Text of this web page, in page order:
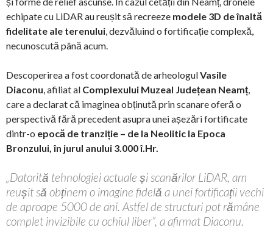
echipate cu LiDAR au reușit să recreeze modele 3D de înaltă
fidelitate ale terenului, dezvăluind o fortificație complexă,
necunoscută până acum.
Descoperirea a fost coordonată de arheologulVasile
Diaconu, afiliat al Complexului Muzeal Județean Neamț,
care a declarat că imaginea obținută prin scanare oferă o
perspectivă fără precedent asupra unei așezări fortificate
dintr-o epocă de tranziție – de la Neolitic la Epoca
Bronzului, în jurul anului 3.000 î.Hr.
„Datorită tehnologiei actuale și scanărilor LiDAR, am
reușit să obținem o imagine fidelă a unei fortificații vechi
de aproape 5000 de ani. Astfel de structuri pot rămâne
complet invizibile cu ochiul liber”, a afirmat Diaconu.